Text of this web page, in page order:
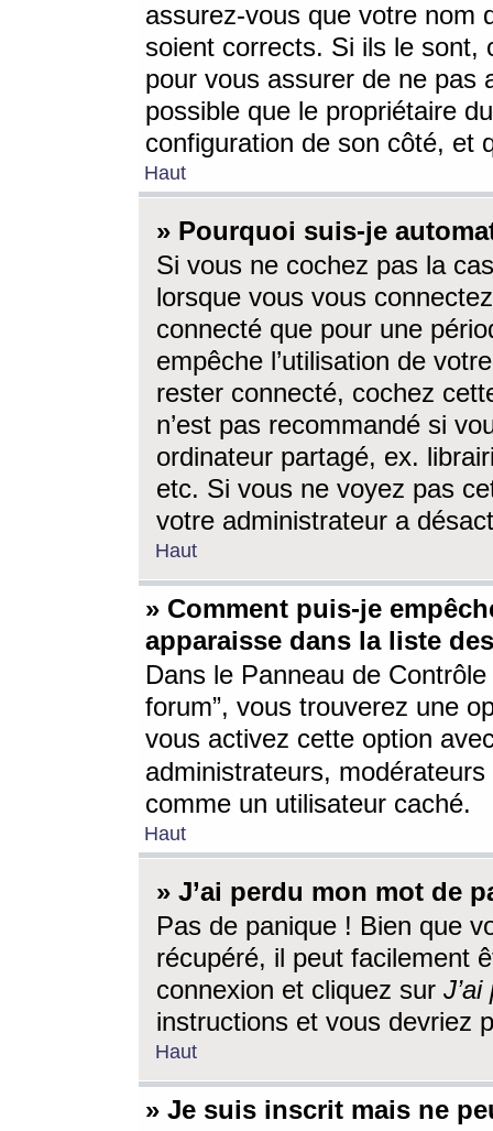
assurez-vous que votre nom
soient corrects. Si ils le sont,
pour vous assurer de ne pas
possible que le propriétaire
configuration de son côté, et
Haut
» Pourquoi suis-je
Si vous ne cochez pas la
lorsque vous vous
connecté que pour une
empêche l’utilisation de
rester connecté, cochez
n’est pas recommandé si
ordinateur partagé, ex.
etc. Si vous ne voyez pas
votre administrateur a
Haut
» Comment puis-je
apparaisse dans la liste
Dans le Panneau de
forum”, vous trouverez une
vous activez cette option
administrateurs,
comme un utilisateur caché.
Haut
» J’ai perdu mon mot de
Pas de panique ! Bien que
récupéré, il peut facilement
connexion et cliquez sur
instructions et vous devriez
Haut
» Je suis inscrit mais ne